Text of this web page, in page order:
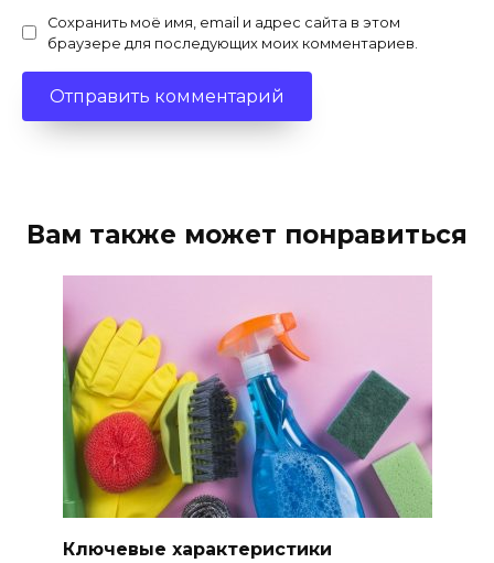
Сохранить моё имя, email и адрес сайта в этом
браузере для последующих моих комментариев.
Вам также может понравиться
Ключевые характеристики